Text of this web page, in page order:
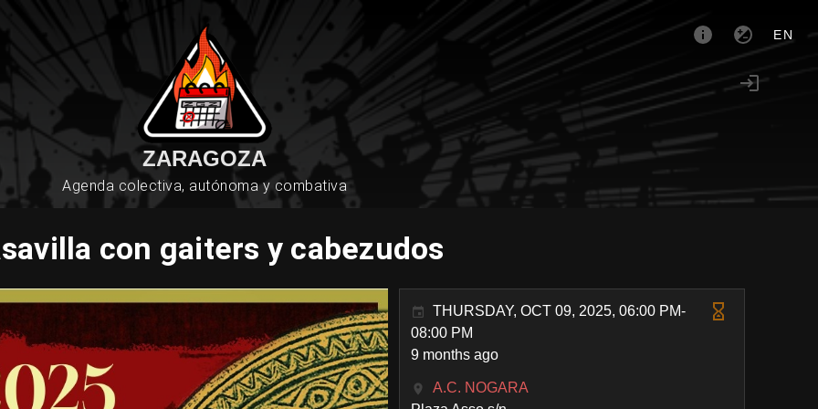
EN
ZARAGOZA
Agenda colectiva, autónoma y combativa
con gaiters y cabezudos
THURSDAY, OCT 09, 2025, 06:00 PM-
08:00 PM
9 months ago
A.C. NOGARA